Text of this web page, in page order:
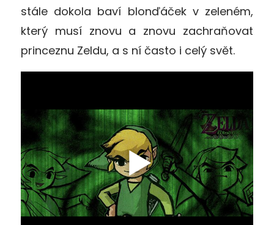
stále dokola baví blonďáček v zeleném,
který musí znovu a znovu zachraňovat
princeznu Zeldu, a s ní často i celý svět.